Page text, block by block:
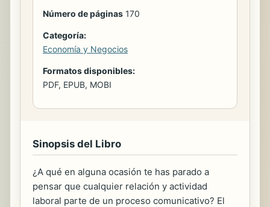
Número de páginas 170
Categoría:
Economía y Negocios
Formatos disponibles:
PDF, EPUB, MOBI
Sinopsis del Libro
¿A qué en alguna ocasión te has parado a
pensar que cualquier relación y actividad
laboral parte de un proceso comunicativo? El